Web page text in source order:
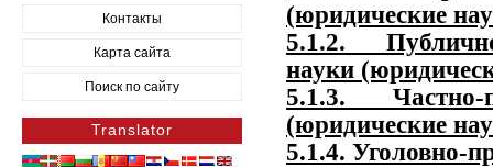
Контакты
Карта сайта
Поиск по сайту
Translator
(юридические
5.1.2.
науки
5.1.3. Частно-
(юридические
5.1.4. Уголовно-